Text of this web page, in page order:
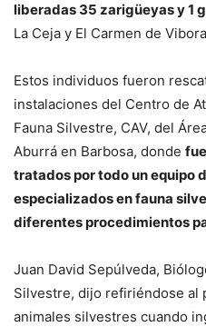
liberadas 35 zarigüeyas y 1
La Ceja y El Carmen de
Estos individuos fueron
instalaciones del Centro de
Fauna Silvestre, CAV, del
Aburrá en Barbosa, donde
tratados por todo un equipo
especializados en fauna
diferentes procedimientos
Juan David Sepúlveda,
Silvestre, dijo refiriéndose al
animales silvestres cuando